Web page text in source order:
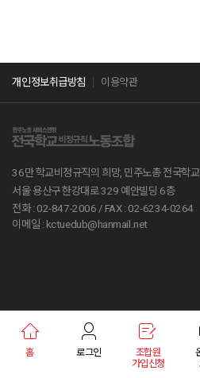
개인정보취급방침 이용약관
민주노총
전교조
진보당
학교알리미
교육통계서비스
36만 학교비정규직의 희망, 민주노총 전국학
서울 용산구 한강대로 329 예안빌딩 6층
전화 : 02-847-2006 / FAX : 02-6234-0264
이메일 : kctuedub@hanmail.net
홈 로그인
조합원
가입신청